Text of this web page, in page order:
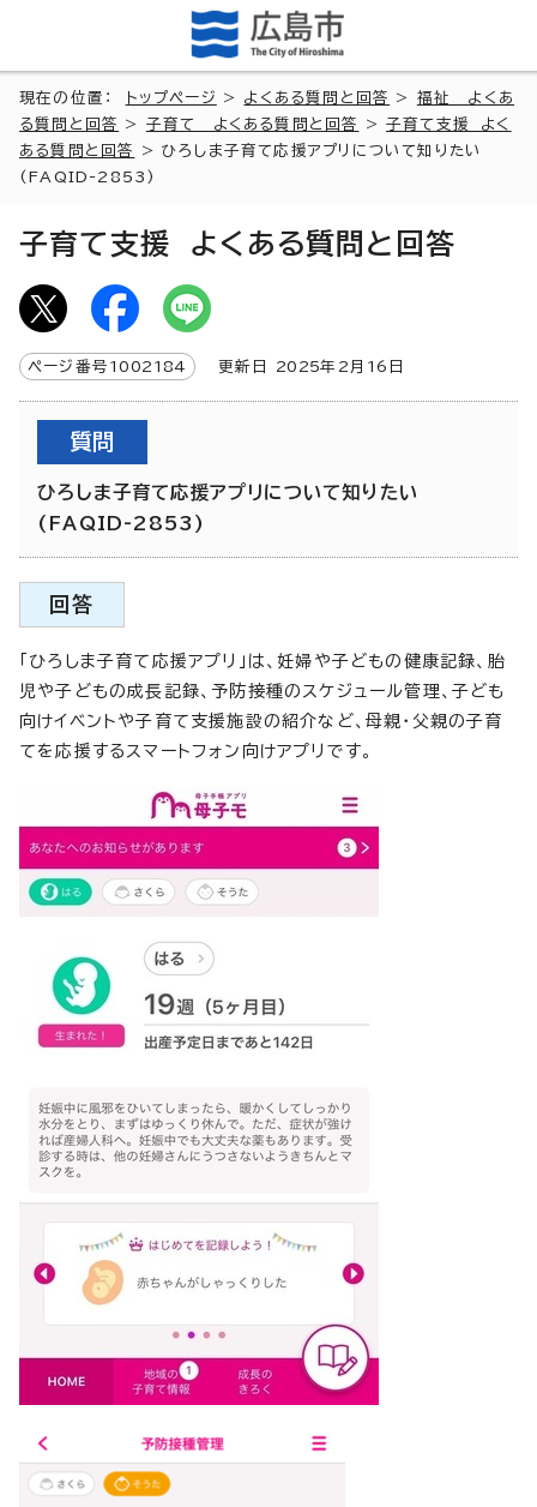
現在の位置： トップページ > よくある質問と回答 > 福祉 よくあ
る質問と回答
> 子育て よくある質問と回答 >子育て支援 よく
ある質問と回答
> ひろしま子育て応援アプリについて知りたい
(FAQID-2853)
子育て支援 よくある質問と回答
ページ番号 1002184 更新日 2025年2月 16 日
質問
ひろしま子育て応援アプリについて知りたい
(FAQID-2853)
回答
「ひろしま子育て応援アプリ」は、妊婦や子どもの健康記録、胎
児や子どもの成長記録、予防接種のスケジュール管理、子ども
向けイベントや子育て支援施設の紹介など、母親・父親の子育
てを応援するスマートフォン向けアプリです。